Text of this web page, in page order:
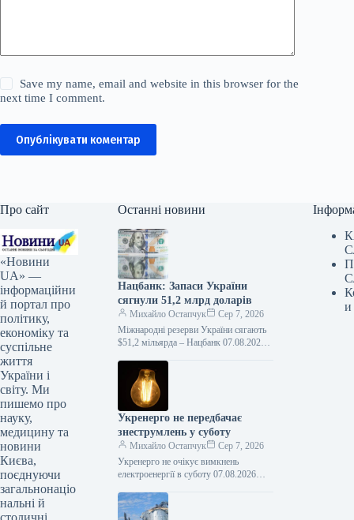
Save my name, email and website in this browser for the
next time I comment.
Опублікувати коментар
Про сайт
«Новини
UA» —
інформаційни
й портал про
політику,
економіку та
суспільне
життя
України і
світу. Ми
пишемо про
науку,
медицину та
новини
Києва,
поєднуючи
загальнонаціо
нальні й
Останні новини
Нацбанк: Запаси України
сягнули 51,2 млрд доларів
Михайло Остапчук
Сер 7, 2026
Міжнародні резерви України сягають
$51,2 мільярда – Нацбанк 07.08.2026
України у липні 2026 року
зменшилися на…
Укренерго не передбачає
знеструмлень у суботу
Михайло Остапчук
Сер 7, 2026
Укренерго не очікує вимкнень
електроенергії в суботу 07.08.2026
на території України не передбачається
запровадження…
и